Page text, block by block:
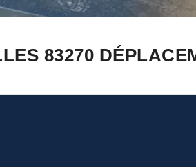
83270